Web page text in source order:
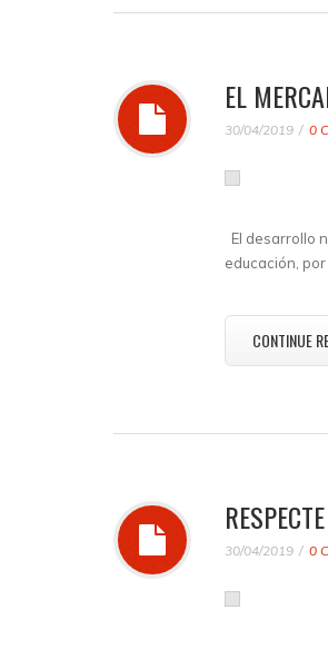
EL
30/04/2019 0
El desarrollo
educación,
CONTINUE
30/04/2019 0